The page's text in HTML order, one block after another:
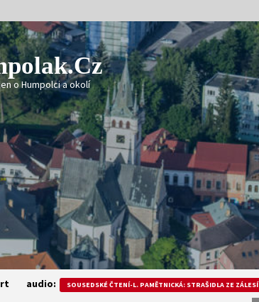
o Humpolci a okolí
audio: SOUSEDSKÉ ČTENÍ-L. PAMĚTNICKÁ: STRAŠIDLA ZE ZÁLESÍ